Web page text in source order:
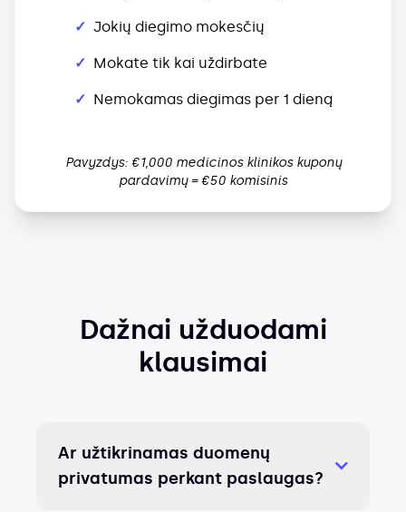
✓ Jokių diegimo mokesčių
✓ Mokate tik kai uždirbate
✓ Nemokamas diegimas per 1 dieną
Pavyzdys: €1,000 medicinos klinikos kuponų
pardavimų = €50 komisinis
Dažnai užduodami
klausimai
Ar užtikrinamas duomenų
privatumas perkant paslaugas?